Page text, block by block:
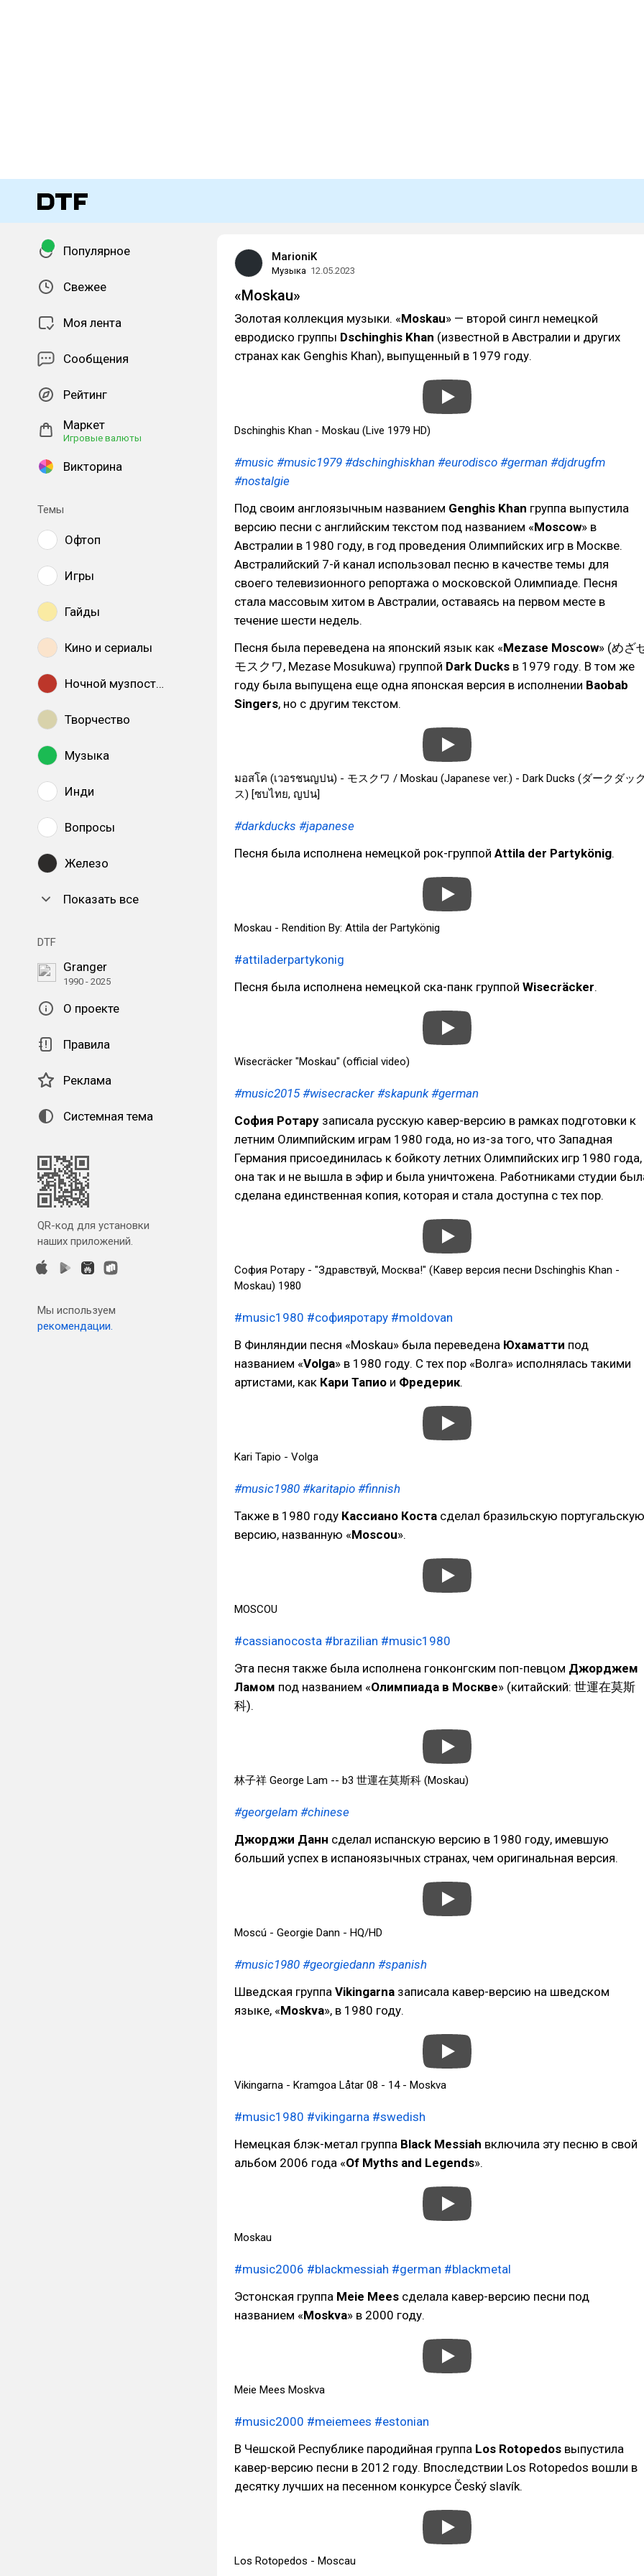
Популярное
Свежее
Моя лента
Сообщения
Рейтинг
Маркет
Игровые валюты
Викторина
Темы
Офтоп
Игры
Гайды
Кино и сериалы
Ночной музпостинг
Творчество
Музыка
Инди
Вопросы
Железо
Показать все
DTF
Granger
1990 - 2025
О проекте
Правила
Реклама
Системная тема
QR-код для установки
наших приложений.
Мы используем
рекомендации.
MarioniK
Музыка 12.05.2023
«Moskau»
Золотая коллекция музыки. «Moskau» — второй сингл немецкой
евродиско группы Dschinghis Khan (известной в Австралии и других
странах как Genghis Khan), выпущенный в 1979 году.
Dschinghis Khan - Moskau (Live 1979 HD)
#music #music1979 #dschinghiskhan #eurodisco #german #djdrugfm
#nostalgie
Под своим англоязычным названием Genghis Khan группа выпустила
версию песни с английским текстом под названием «Moscow» в
Австралии в 1980 году, в год проведения Олимпийских игр в Москве.
Австралийский 7-й канал использовал песню в качестве темы для
своего телевизионного репортажа о московской Олимпиаде. Песня
стала массовым хитом в Австралии, оставаясь на первом месте в
течение шести недель.
Песня была переведена на японский язык как «Mezase Moscow» (めざ
モスクワ, Mezase Mosukuwa) группой Dark Ducks в 1979 году. В том же
году была выпущена еще одна японская версия в исполнении Baobab
Singers, но с другим текстом.
มอสโค (เวอรชนญปน) - モスクワ / Moskau (Japanese ver.) - Dark Ducks (ダークダッ
ス) [ซบไทย, ญปน]
#darkducks #japanese
Песня была исполнена немецкой рок-группой Attila der Partykönig.
Moskau - Rendition By: Attila der Partykönig
#attiladerpartykonig
Песня была исполнена немецкой ска-панк группой Wisecräcker.
Wisecräcker "Moskau" (official video)
#music2015 #wisecracker #skapunk #german
София Ротару записала русскую кавер-версию в рамках подготовки к
летним Олимпийским играм 1980 года, но из-за того, что Западная
Германия присоединилась к бойкоту летних Олимпийских игр 1980 года,
она так и не вышла в эфир и была уничтожена. Работниками студии
сделана единственная копия, которая и стала доступна с тех пор.
София Ротару - "Здравствуй, Москва!" (Кавер версия песни Dschinghis Khan -
Moskau) 1980
#music1980 #софияротару #moldovan
В Финляндии песня «Moskau» была переведена Юхаматти под
названием «Volga» в 1980 году. С тех пор «Волга» исполнялась такими
артистами, как Кари Тапио и Фредерик.
Kari Tapio - Volga
#music1980 #karitapio #finnish
Также в 1980 году Кассиано Коста сделал бразильскую португальскую
версию, названную «Moscou».
MOSCOU
#cassianocosta #brazilian #music1980
Эта песня также была исполнена гонконгским поп-певцом Джорджем
Ламом под названием «Олимпиада в Москве» (китайский: 世運在莫斯
科).
林子祥 George Lam -- b3 世運在莫斯科 (Moskau)
#georgelam #chinese
Джорджи Данн сделал испанскую версию в 1980 году, имевшую
больший успех в испаноязычных странах, чем оригинальная версия.
Moscú - Georgie Dann - HQ/HD
#music1980 #georgiedann #spanish
Шведская группа Vikingarna записала кавер-версию на шведском
языке, «Moskva», в 1980 году.
Vikingarna - Kramgoa Låtar 08 - 14 - Moskva
#music1980 #vikingarna #swedish
Немецкая блэк-метал группа Black Messiah включила эту песню в свой
альбом 2006 года «Of Myths and Legends».
Moskau
#music2006 #blackmessiah #german #blackmetal
Эстонская группа Meie Mees сделала кавер-версию песни под
названием «Moskva» в 2000 году.
Meie Mees Moskva
#music2000 #meiemees #estonian
В Чешской Республике пародийная группа Los Rotopedos выпустила
кавер-версию песни в 2012 году. Впоследствии Los Rotopedos вошли в
десятку лучших на песенном конкурсе Český slavík.
Los Rotopedos - Moscau